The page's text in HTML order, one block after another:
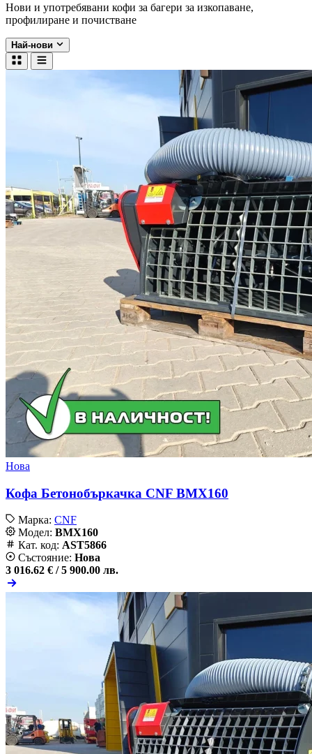
Нови и употребявани кофи за багери за изкопаване,
профилиране и почистване
Най-нови
Нова
Кофа Бетонобъркачка CNF BMX160
Марка: CNF
Модел: BMX160
Кат. код: AST5866
Състояние: Нова
3 016.62 € / 5 900.00 лв.